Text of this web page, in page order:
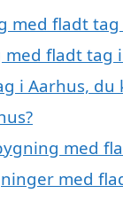
med fladt
fladt tag
i Aarhus,
med
med